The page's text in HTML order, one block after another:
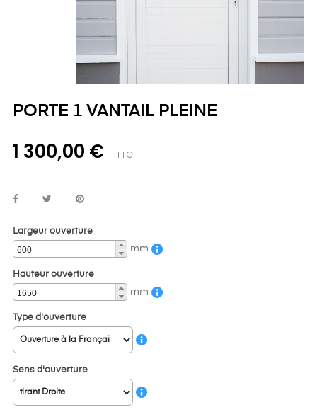
PORTE 1 VANTAIL PLEINE
1 300,00 € TTC
Largeur ouverture
mm
Hauteur ouverture
mm
Type d'ouverture
Sens d'ouverture